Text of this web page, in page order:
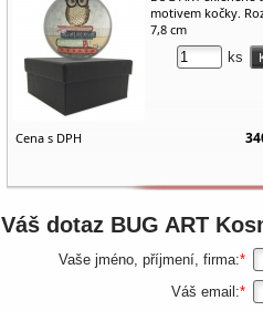
motivem kočky.
7,8 cm
ks
Cena s DPH
Váš dotaz BUG ART
Vaše jméno, příjmení, firma:*
Váš email:*